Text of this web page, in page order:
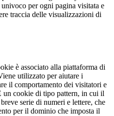
per ogni pagina visitata e
traccia delle visualizzazioni di
è associato alla piattaforma di
utilizzato per aiutare i
il comportamento dei visitatori e
un cookie di tipo pattern, in cui il
serie di numeri e lettere, che
per il dominio che imposta il